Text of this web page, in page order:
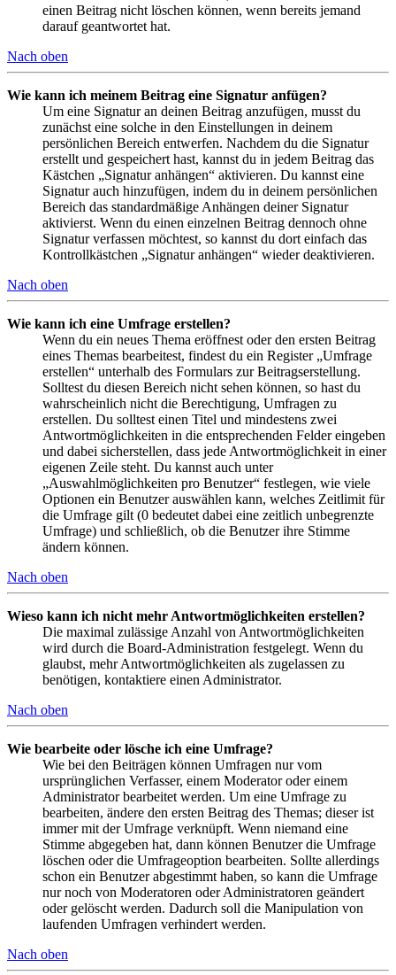
einen Beitrag nicht löschen können, wenn bereits jemand
darauf geantwortet hat.
Nach oben
Wie kann ich meinem Beitrag eine Signatur anfügen?
Um eine Signatur an deinen Beitrag anzufügen, musst du
zunächst eine solche in den Einstellungen in deinem
persönlichen Bereich entwerfen. Nachdem du die Signatur
erstellt und gespeichert hast, kannst du in jedem Beitrag das
Kästchen „Signatur anhängen“ aktivieren. Du kannst eine
Signatur auch hinzufügen, indem du in deinem persönlichen
Bereich das standardmäßige Anhängen deiner Signatur
aktivierst. Wenn du einen einzelnen Beitrag dennoch ohne
Signatur verfassen möchtest, so kannst du dort einfach das
Kontrollkästchen „Signatur anhängen“ wieder deaktivieren.
Nach oben
Wie kann ich eine Umfrage erstellen?
Wenn du ein neues Thema eröffnest oder den ersten Beitrag
eines Themas bearbeitest, findest du ein Register „Umfrage
erstellen“ unterhalb des Formulars zur Beitragserstellung.
Solltest du diesen Bereich nicht sehen können, so hast du
wahrscheinlich nicht die Berechtigung, Umfragen zu
erstellen. Du solltest einen Titel und mindestens zwei
Antwortmöglichkeiten in die entsprechenden Felder eingeben
und dabei sicherstellen, dass jede Antwortmöglichkeit in einer
eigenen Zeile steht. Du kannst auch unter
„Auswahlmöglichkeiten pro Benutzer“ festlegen, wie viele
Optionen ein Benutzer auswählen kann, welches Zeitlimit für
die Umfrage gilt (0 bedeutet dabei eine zeitlich unbegrenzte
Umfrage) und schließlich, ob die Benutzer ihre Stimme
ändern können.
Nach oben
Wieso kann ich nicht mehr Antwortmöglichkeiten erstellen?
Die maximal zulässige Anzahl von Antwortmöglichkeiten
wird durch die Board-Administration festgelegt. Wenn du
glaubst, mehr Antwortmöglichkeiten als zugelassen zu
benötigen, kontaktiere einen Administrator.
Nach oben
Wie bearbeite oder lösche ich eine Umfrage?
Wie bei den Beiträgen können Umfragen nur vom
ursprünglichen Verfasser, einem Moderator oder einem
Administrator bearbeitet werden. Um eine Umfrage zu
bearbeiten, ändere den ersten Beitrag des Themas; dieser ist
immer mit der Umfrage verknüpft. Wenn niemand eine
Stimme abgegeben hat, dann können Benutzer die Umfrage
löschen oder die Umfrageoption bearbeiten. Sollte allerdings
schon ein Benutzer abgestimmt haben, so kann die Umfrage
nur noch von Moderatoren oder Administratoren geändert
oder gelöscht werden. Dadurch soll die Manipulation von
laufenden Umfragen verhindert werden.
Nach oben